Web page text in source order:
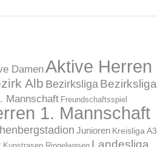
DamenAktive Herren
Alb Bezirksliga Bezirksliga
Mannschaft Freundschaftsspiel
1. Mannschaft
Junioren Kreisliga A3
Landesliga